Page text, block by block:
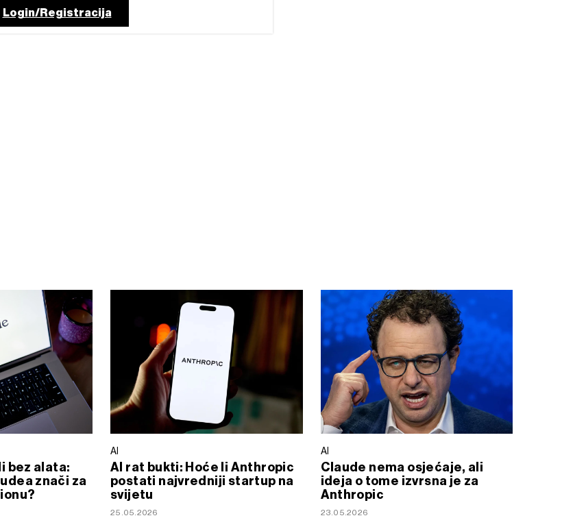
Login/Registracija
bez alata:
znači za
AI
AI rat bukti: Hoće li Anthropic
postati najvredniji startup na
svijetu
25.05.2026
AI
Claude nema osjećaje, ali
ideja o tome izvrsna je za
Anthropic
23.05.2026